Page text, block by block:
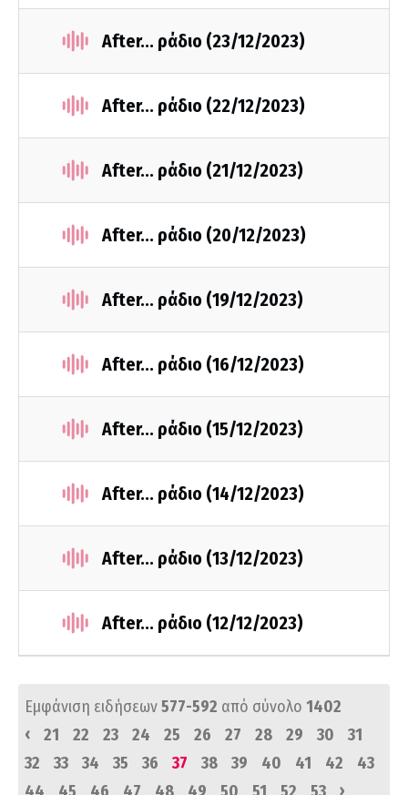
After... ράδιο (23/12/2023)
After... ράδιο (22/12/2023)
After... ράδιο (21/12/2023)
After... ράδιο (20/12/2023)
After... ράδιο (19/12/2023)
After... ράδιο (16/12/2023)
After... ράδιο (15/12/2023)
After... ράδιο (14/12/2023)
After... ράδιο (13/12/2023)
After... ράδιο (12/12/2023)
Εμφάνιση ειδήσεων577-592 από σύνολο 1402
‹
21 22 23 24 25 26 27 28 29 30
31
32
33 34 35 36 37 38 39 40 41 42
43
›